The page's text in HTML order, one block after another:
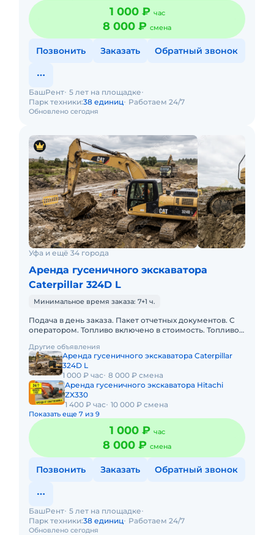
1 000 ₽ час
8 000 ₽ смена
Позвонить Заказать Обратный звонок
Обновлено сегодня
БашРент 5 лет на площадке
Парк техники:38 единиц Работаем 24/7
Уфа и ещё 34 города
Аренда гусеничного экскаватора
Caterpillar 324D L
Минимальное время заказа: 7+1 ч.
Подача в день заказа. Пакет отчетных документов. С
оператором. Топливо включено в стоимость. Топливо
Краткосрочная а
Другие объявления
Аренда гусеничного экскаватора Caterpillar
324D L
1 000 ₽ час
8 000 ₽ смена
Аренда гусеничного экскаватора Hitachi
ZX330
1 400 ₽ час 10 000 ₽ смена
Показать еще 7 из 9
1 000 ₽ час
8 000 ₽ смена
Позвонить Заказать Обратный звонок
Обновлено сегодня
БашРент 5 лет на площадке
Парк техники:38 единиц Работаем 24/7